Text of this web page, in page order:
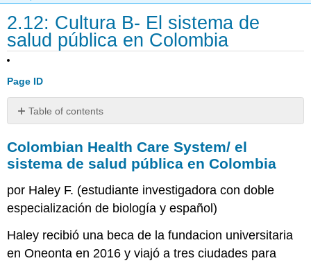
2.12: Cultura B- El sistema de
salud pública en Colombia
Page ID
Table of contents
Health
Care
System/
el
sistema
de
pública
en
Colombian Health Care System/ el
sistema de salud pública en Colombia
por Haley F. (estudiante investigadora con doble
especialización de biología y español)
Haley recibió una beca de la fundacion universitaria
en Oneonta en 2016 y viajó a tres ciudades para